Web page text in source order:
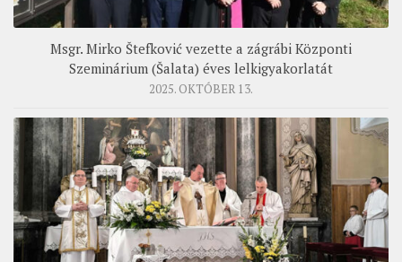
Msgr. Mirko Štefković vezette a zágrábi Központi
Szeminárium (Šalata) éves lelkigyakorlatát
2025. OKTÓBER 13.